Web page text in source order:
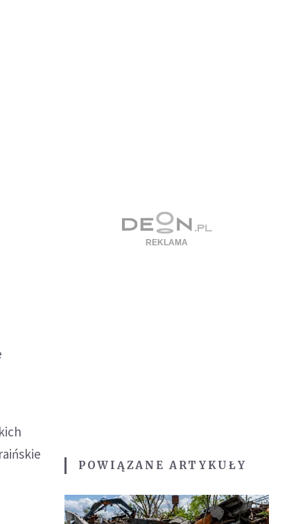
POWIĄZANE ARTYKUŁY